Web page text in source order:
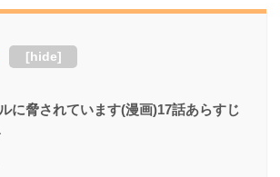
[hide]
に脅されています(漫画)17話あらすじ